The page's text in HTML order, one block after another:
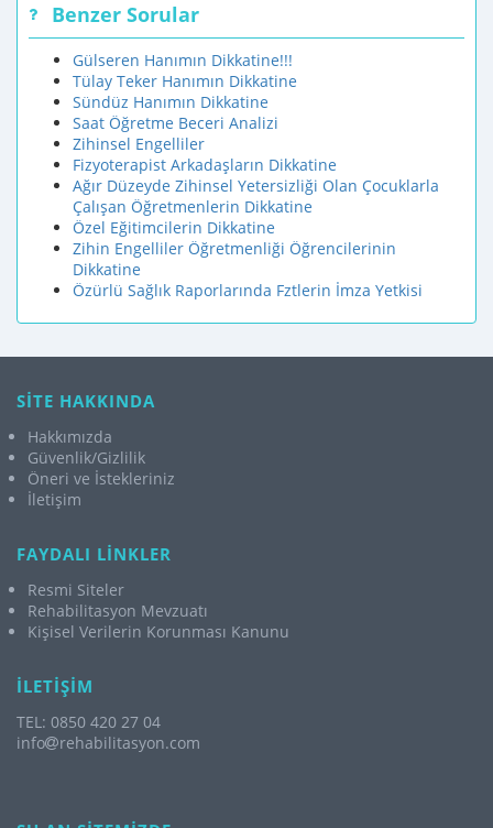
Benzer Sorular
Gülseren Hanımın Dikkatine!!!
Tülay Teker Hanımın Dikkatine
Sündüz Hanımın Dikkatine
Saat Öğretme Beceri Analizi
Zihinsel Engelliler
Fizyoterapist Arkadaşların Dikkatine
Ağır Düzeyde Zihinsel Yetersizliği Olan Çocuklarla
Çalışan Öğretmenlerin Dikkatine
Özel Eğitimcilerin Dikkatine
Zihin Engelliler Öğretmenliği Öğrencilerinin
Dikkatine
Özürlü Sağlık Raporlarında Fztlerin İmza Yetkisi
SİTE HAKKINDA
Hakkımızda
Güvenlik/Gizlilik
Öneri ve İstekleriniz
İletişim
FAYDALI LİNKLER
Resmi Siteler
Rehabilitasyon Mevzuatı
Kişisel Verilerin Korunması Kanunu
İLETİŞİM
TEL: 0850 420 27 04
info
rehabilitasyon.com